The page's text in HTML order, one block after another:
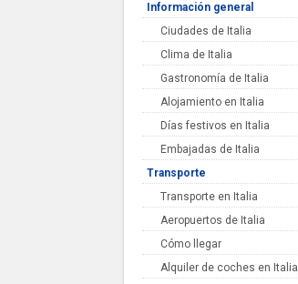
Información general
Ciudades de Italia
Clima de Italia
Gastronomía de Italia
Alojamiento en Italia
Días festivos en Italia
Embajadas de Italia
Transporte
Transporte en Italia
Aeropuertos de Italia
Cómo llegar
Alquiler de coches en Italia